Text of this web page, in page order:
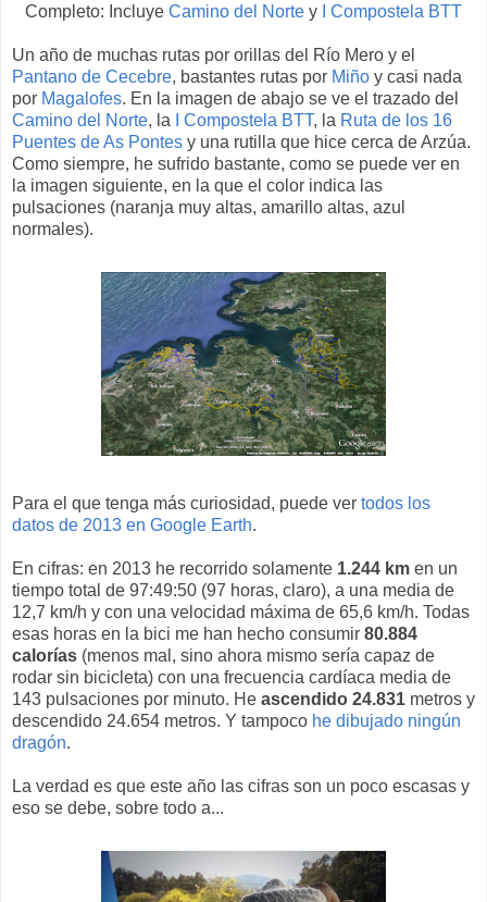
Completo: Incluye Camino del Norte y I Compostela BTT
Un año de muchas rutas por orillas del Río Mero y el
Pantano de Cecebre, bastantes rutas por Miño y casi nada
por Magalofes. En la imagen de abajo se ve el trazado del
Camino del Norte, la I Compostela BTT, la Ruta de los 16
Puentes de As Pontes y una rutilla que hice cerca de Arzúa.
Como siempre, he sufrido bastante, como se puede ver en
la imagen siguiente, en la que el color indica las
pulsaciones (naranja muy altas, amarillo altas, azul
normales).
Para el que tenga más curiosidad, puede ver todos los
datos de 2013 en Google Earth.
En cifras: en 2013 he recorrido solamente 1.244 km en un
tiempo total de 97:49:50 (97 horas, claro), a una media de
12,7 km/h y con una velocidad máxima de 65,6 km/h. Todas
esas horas en la bici me han hecho consumir 80.884
calorías (menos mal, sino ahora mismo sería capaz de
rodar sin bicicleta) con una frecuencia cardíaca media de
143 pulsaciones por minuto. He ascendido 24.831 metros y
descendido 24.654 metros. Y tampoco he dibujado ningún
dragón.
La verdad es que este año las cifras son un poco escasas y
eso se debe, sobre todo a...